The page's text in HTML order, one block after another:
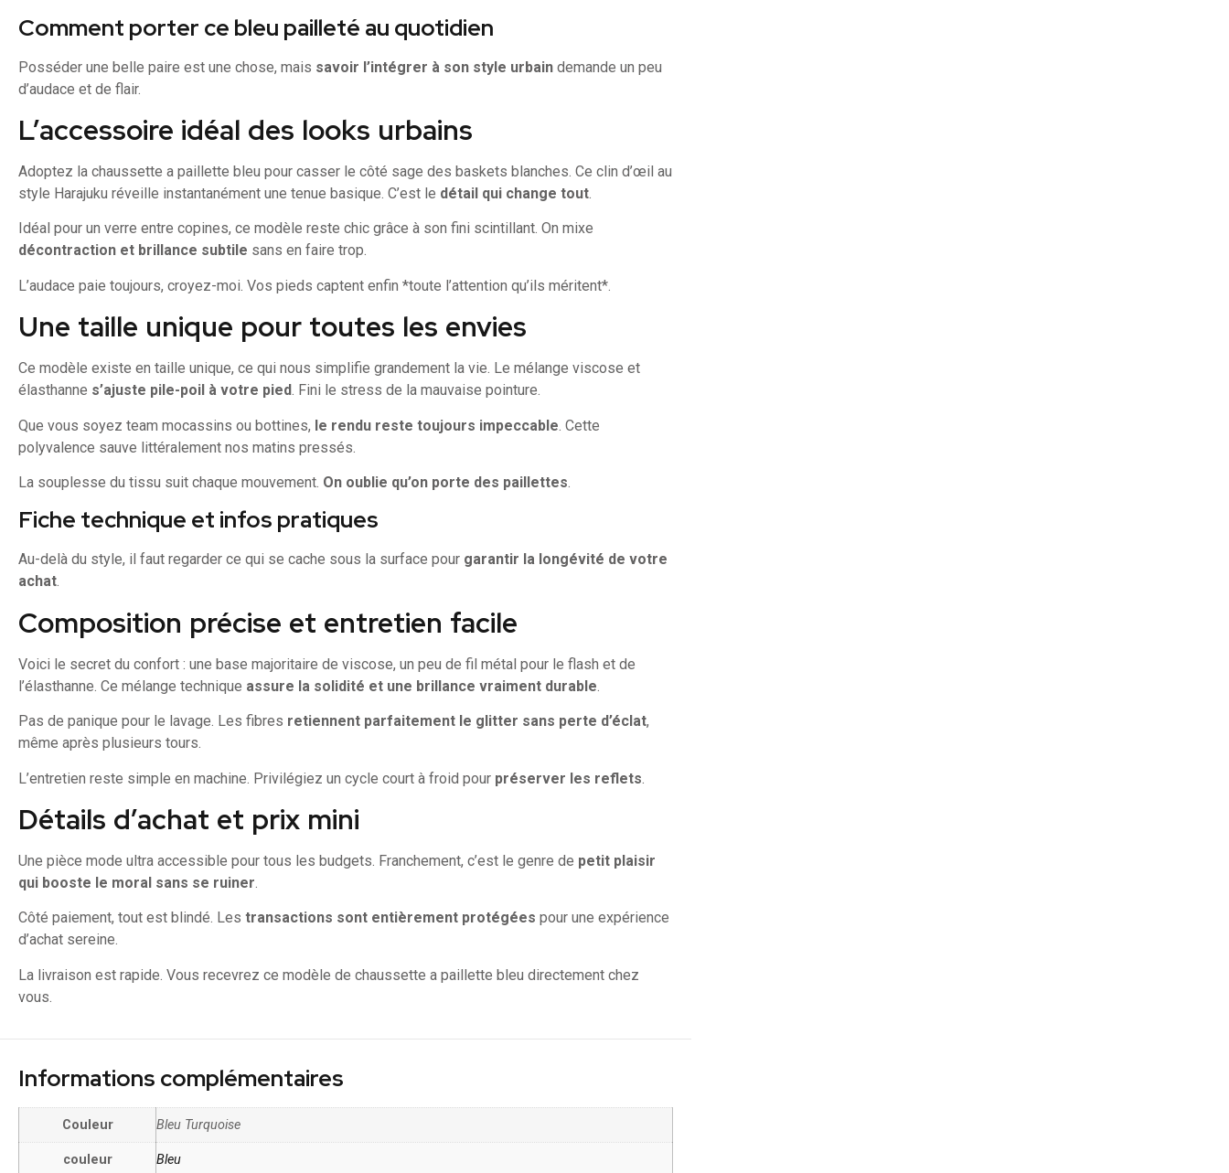
Comment porter ce bleu pailleté au quotidien
Posséder une belle paire est une chose, mais savoir l’intégrer à son style urbain demande un peu
d’audace et de flair.
L’accessoire idéal des looks urbains
Adoptez la chaussette a paillette bleu pour casser le côté sage des baskets blanches. Ce clin d’œil au
style Harajuku réveille instantanément une tenue basique. C’est le détail qui change tout.
Idéal pour un verre entre copines, ce modèle reste chic grâce à son fini scintillant. On mixe
décontraction et brillance subtile sans en faire trop.
L’audace paie toujours, croyez-moi. Vos pieds captent enfin *toute l’attention qu’ils méritent*.
Une taille unique pour toutes les envies
Ce modèle existe en taille unique, ce qui nous simplifie grandement la vie. Le mélange viscose et
élasthanne s’ajuste pile-poil à votre pied. Fini le stress de la mauvaise pointure.
Que vous soyez team mocassins ou bottines, le rendu reste toujours impeccable . Cette
polyvalence sauve littéralement nos matins pressés.
La souplesse du tissu suit chaque mouvement. On oublie qu’on porte des paillettes.
Fiche technique et infos pratiques
Au-delà du style, il faut regarder ce qui se cache sous la surface pour garantir la longévité de votre
achat.
Composition précise et entretien facile
Voici le secret du confort : une base majoritaire de viscose, un peu de fil métal pour le flash et de
l’élasthanne. Ce mélange technique assure la solidité et une brillance vraiment durable
Pas de panique pour le lavage. Les fibres retiennent parfaitement le glitter sans perte d’éclat,
même après plusieurs tours.
L’entretien reste simple en machine. Privilégiez un cycle court à froid pour préserver les reflets
Détails d’achat et prix mini
Une pièce mode ultra accessible pour tous les budgets. Franchement, c’est le genre de petit plaisir
qui booste le moral sans se ruiner.
Côté paiement, tout est blindé. Les transactions sont entièrement protégées pour une expérience
d’achat sereine.
La livraison est rapide. Vous recevrez ce modèle de chaussette a paillette bleu directement chez
vous.
Informations complémentaires
Couleur Bleu Turquoise
couleur Bleu